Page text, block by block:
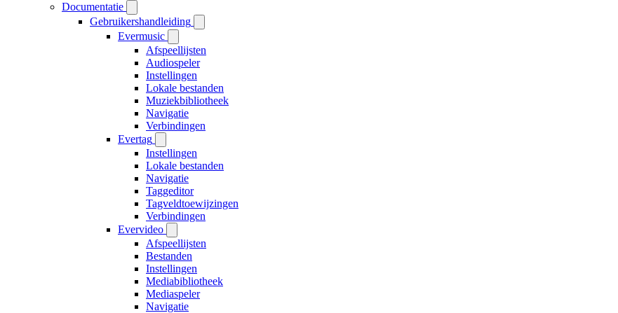
Documentatie
Gebruikershandleiding
Evermusic
Afspeellijsten
Audiospeler
Instellingen
Lokale bestanden
Muziekbibliotheek
Navigatie
Verbindingen
Evertag
Instellingen
Lokale bestanden
Navigatie
Taggeditor
Tagveldtoewijzingen
Verbindingen
Evervideo
Afspeellijsten
Bestanden
Instellingen
Mediabibliotheek
Mediaspeler
Navigatie